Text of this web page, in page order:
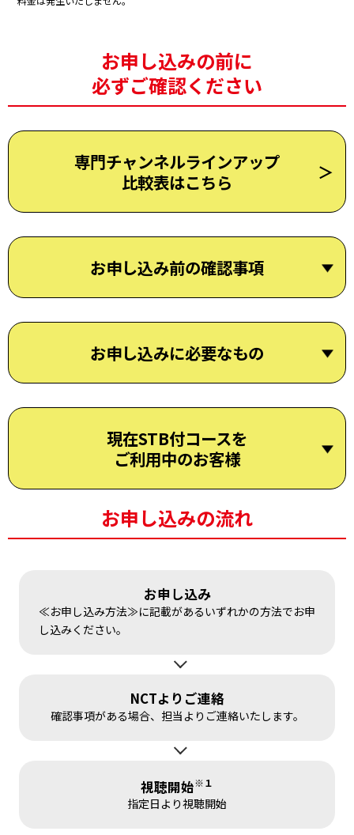
お申し込みの前に
必ずご確認ください
専門チャンネルラインアップ
比較表はこちら
お申し込み前の確認事項
お申し込みに必要なもの
現在STB付コースを
ご利用中のお客様
お申し込みの流れ
お申し込み
≪お申し込み方法≫に記載があるいずれかの方法でお申
し込みください。
NCTよりご連絡
確認事項がある場合、担当よりご連絡いたします。
視聴開始※１
指定日より視聴開始